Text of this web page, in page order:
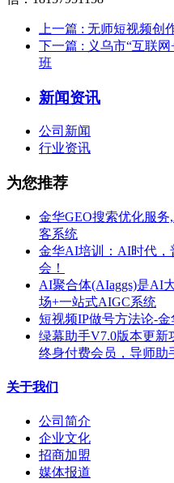
上一篇 : 无师短视频创
下一篇 : 义乌市“互联
班
新闻资讯
公司新闻
行业资讯
为您推荐
金华GEO搜索优化服
客系统
金华AI培训：AI时代，
会！
AI聚合体(AIaggs)是AI
场+一站式AIGC系统
短视频IP做号方法论-
绿幕助手V7.0版本更新
终身付费会员，导师助
关于我们
公司简介
企业文化
招商加盟
媒体报道